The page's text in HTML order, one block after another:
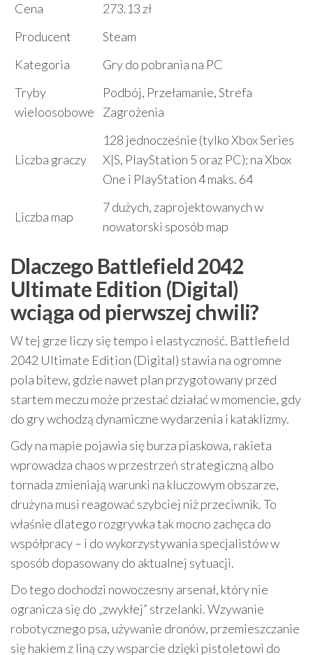
Cena
273.13 zł
Producent
Steam
Kategoria
Gry do pobrania na PC
Tryby
wieloosobowe
Podbój, Przełamanie, Strefa
Zagrożenia
Liczba graczy
128 jednocześnie (tylko Xbox Series
X|S, PlayStation 5 oraz PC); na Xbox
One i PlayStation 4 maks. 64
Liczba map
7 dużych, zaprojektowanych w
nowatorski sposób map
Dlaczego Battlefield 2042
Ultimate Edition (Digital)
wciąga od pierwszej chwili?
W tej grze liczy się tempo i elastyczność. Battlefield
2042 Ultimate Edition (Digital) stawia na ogromne
pola bitew, gdzie nawet plan przygotowany przed
startem meczu może przestać działać w momencie, gdy
do gry wchodzą dynamiczne wydarzenia i kataklizmy.
Gdy na mapie pojawia się burza piaskowa, rakieta
wprowadza chaos w przestrzeń strategiczną albo
tornada zmieniają warunki na kluczowym obszarze,
drużyna musi reagować szybciej niż przeciwnik. To
właśnie dlatego rozgrywka tak mocno zachęca do
współpracy – i do wykorzystywania specjalistów w
sposób dopasowany do aktualnej sytuacji.
Do tego dochodzi nowoczesny arsenał, który nie
ogranicza się do „zwykłej” strzelanki. Wzywanie
robotycznego psa, używanie dronów, przemieszczanie
się hakiem z liną czy wsparcie dzięki pistoletowi do